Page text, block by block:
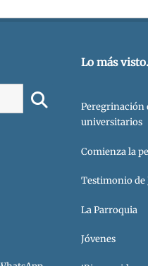
Lo más
Peregrinación
universitarios
Comienza la
Testimonio de
La Parroquia
Jóvenes